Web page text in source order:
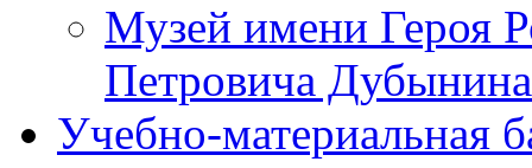
Музей имени Героя
Петровича Дубынина
Учебно-материальная